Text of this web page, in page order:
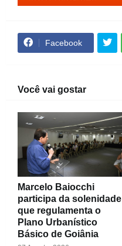
Facebook
Você vai gostar
Marcelo Baiocchi
participa da solenidade
que regulamenta o
Plano Urbanístico
Básico de Goiânia